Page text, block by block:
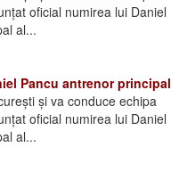
oficial numirea lui Daniel
al...
Pancu antrenor principal
și va conduce echipa
oficial numirea lui Daniel
al...